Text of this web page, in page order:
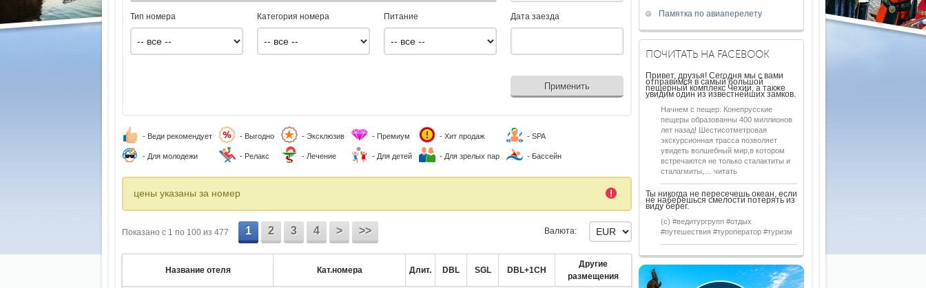
Тип номера Категория номера Питание Дата заезда
Применить
- Веди рекомендует - Выгодно - Эксклюзив - Премиум - Хит продаж - SPA
- Для молодежи - Релакс - Лечение - Для детей - Для зрелых пар - Бассейн
цены указаны за номер
Показано c 1 по 100 из 477 1 2 3 4 > >> Валюта:
Название отеля Кат.номера Длит. DBL SGL DBL+1CH
Другие
размещения
Памятка по авиаперелету
ПОЧИТАТЬ НА FACEBOOK
Привет, друзья! Сегодня мы с вами
отправимся в самый большой
пещерный комплекс Чехии, а также
увидим один из известнейших замков.
Начнем с пещер: Конепрусские
пещеры образованны 400 миллионов
лет назад! Шестисотметровая
экскурсионная трасса позволяет
увидеть волшебный мир,в котором
встречаются не только сталактиты и
сталагмиты,… читать
Ты никогда не пересечешь океан, если
не наберешься смелости потерять из
виду берег.
(с) #ведитургрупп #отдых
#путешествия #туроператор #туризм